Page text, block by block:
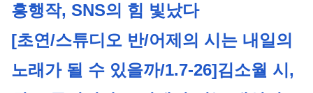
흥행작, SNS의 힘 빛났다
[초연/스튜디오 반/어제의 시는 내일의
노래가 될 수 있을까/1.7-26]김소월 시,